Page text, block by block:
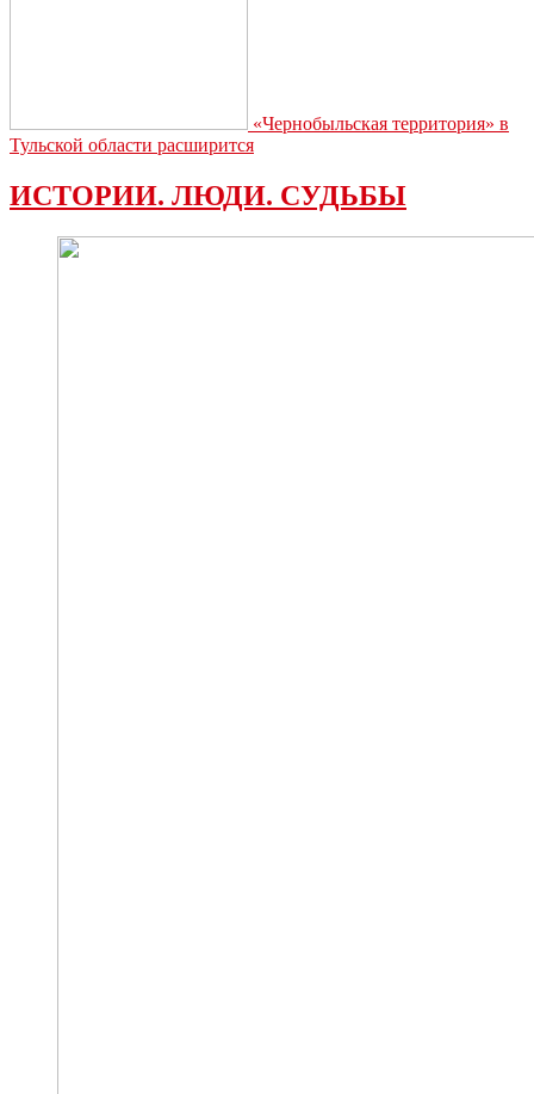
«Чернобыльская территория» в
Тульской области расширится
ИСТОРИИ. ЛЮДИ. СУДЬБЫ